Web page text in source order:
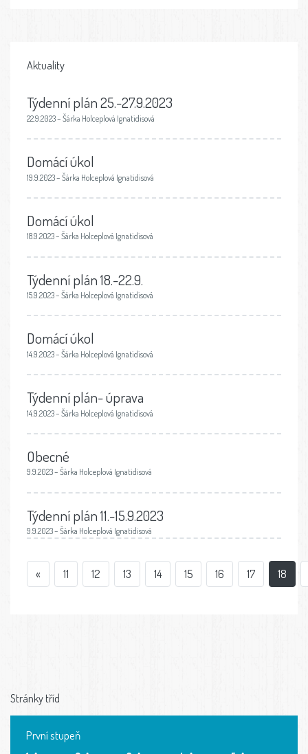
Aktuality
Týdenní plán 25.-27.9.2023
22.9.2023 – Šárka Holceplová Ignatidisová
Domácí úkol
19.9.2023 – Šárka Holceplová Ignatidisová
Domácí úkol
18.9.2023 – Šárka Holceplová Ignatidisová
Týdenní plán 18.-22.9.
15.9.2023 – Šárka Holceplová Ignatidisová
Domácí úkol
14.9.2023 – Šárka Holceplová Ignatidisová
Týdenní plán- úprava
14.9.2023 – Šárka Holceplová Ignatidisová
Obecné
9.9.2023 – Šárka Holceplová Ignatidisová
Týdenní plán 11.-15.9.2023
9.9.2023 – Šárka Holceplová Ignatidisová
« 11 12 13 14 15 16 17 18
Stránky tříd
První stupeň